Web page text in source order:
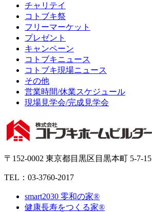
チャリテイ
コトブキ祭
フリーマーケット
プレゼント
キャンペーン
コトブキニュース
コトブキ現場ニュース
その他
営業時間/休業スケジュール
現場見学会/完成見学会
〒152-0002 東京都目黒区目黒本町 5-7-15
TEL：03-3760-2017
smart2030 零和の家®
健康長寿をつくる家®